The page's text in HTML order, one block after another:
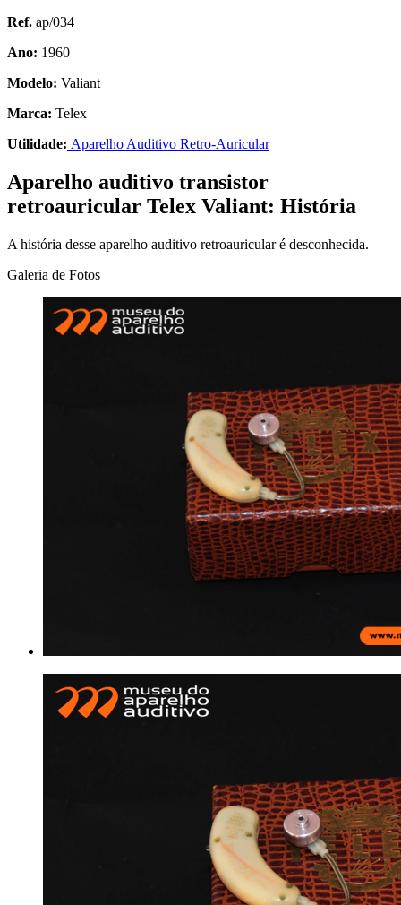
Ref. ap/034
Ano: 1960
Modelo: Valiant
Marca: Telex
Utilidade: Aparelho Auditivo Retro-Auricular
Aparelho auditivo transistor
retroauricular Telex Valiant: História
A história desse aparelho auditivo retroauricular é desconhecida.
Galeria de Fotos